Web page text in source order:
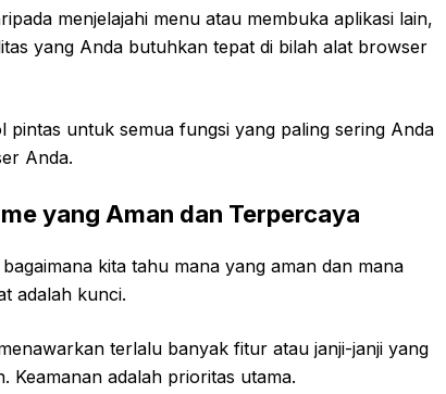
menjelajahi menu atau membuka aplikasi lain,
yang Anda butuhkan tepat di bilah alat browser
pintas untuk semua fungsi yang paling sering Anda
Anda.
yang Aman dan Terpercaya
kita tahu mana yang aman dan mana
adalah kunci.
terlalu banyak fitur atau janji-janji yang
Keamanan adalah prioritas utama.